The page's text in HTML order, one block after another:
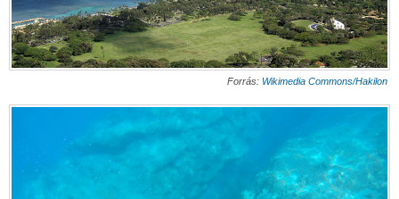
Forrás: Wikimedia Commons/Hakilon